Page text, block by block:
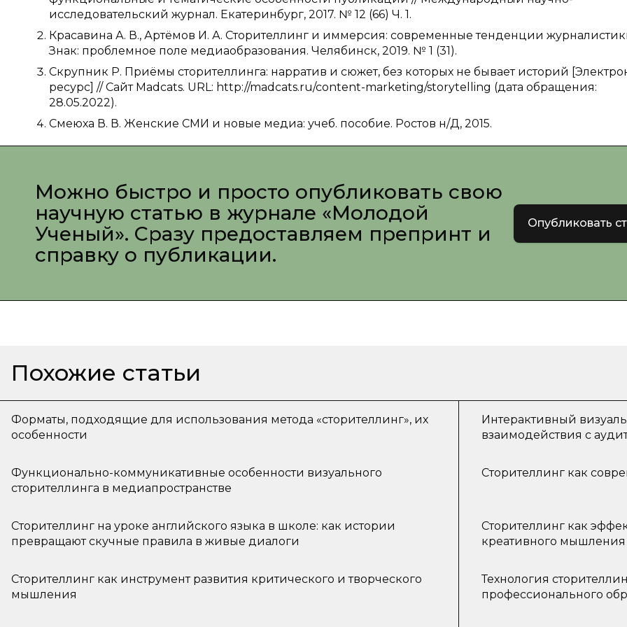
исследовательский журнал. Екатеринбург, 2017. № 12 (66) Ч. 1.
Красавина А. В., Артёмов И. А. Сторителлинг и иммерсия: современные тенденции
Знак: проблемное поле медиаобразования. Челябинск, 2019. № 1 (31).
Скрупник Р. Приёмы сторителлинга: нарратив и сюжет, без которых не бывает историй
ресурс] // Сайт Madcats. URL: http://madcats.ru/content-marketing/storytelling (дата обращения:
28.05.2022).
Смеюха В. В. Женские СМИ и новые медиа: учеб. пособие. Ростов н/Д, 2015.
Можно быстро и просто опубликовать свою
научную статью в журнале «Молодой
Ученый». Сразу предоставляем препринт и
справку о публикации.
Опубликовать
Похожие статьи
Форматы, подходящие для использования метода «сторителлинг», их
особенности
Интерактивный
взаимодействия с
Функционально-коммуникативные особенности визуального
сторителлинга в медиапространстве
Сторителлинг как
Сторителлинг на уроке английского языка в школе: как истории
превращают скучные правила в живые диалоги
Сторителлинг как
креативного мышления
Сторителлинг как инструмент развития критического и творческого
мышления
Технология
профессионального